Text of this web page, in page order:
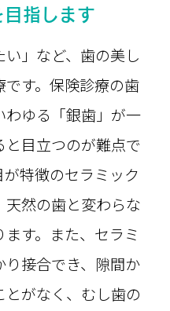
指します
い」など、歯の美し
す。保険診療の歯
わゆる「銀歯」が一
目立つのが難点で
特徴のセラミック
然の歯と変わらな
す。また、セラミ
接合でき、隙間か
がなく、むし歯の